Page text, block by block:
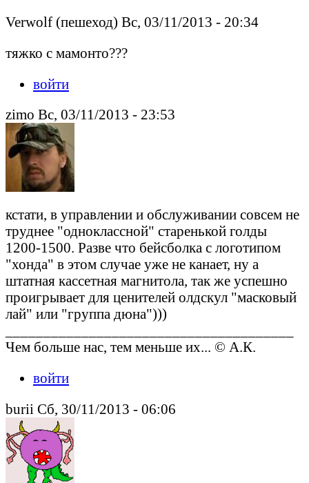
Verwolf (пешеход) Вс, 03/11/2013 - 20:34
тяжко с мамонто???
войти
zimo Вс, 03/11/2013 - 23:53
кстати, в управлении и обслуживании совсем не
труднее "одноклассной" старенькой голды
1200-1500. Разве что бейсболка с логотипом
"хонда" в этом случае уже не канает, ну а
штатная кассетная магнитола, так же успешно
проигрывает для ценителей олдскул "масковый
лай" или "группа дюна")))
Чем больше нас, тем меньше их... © А.К.
войти
burii Сб, 30/11/2013 - 06:06